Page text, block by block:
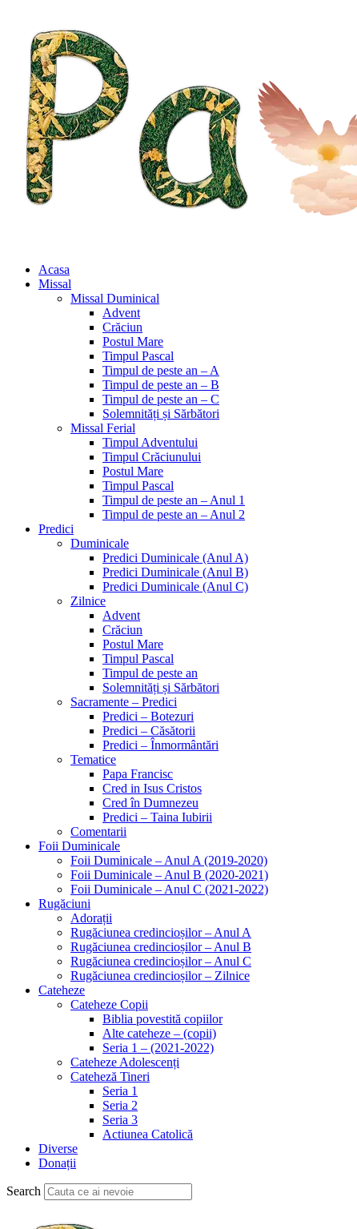
Acasa
Missal
Missal Duminical
Advent
Crăciun
Postul Mare
Timpul Pascal
Timpul de peste an – A
Timpul de peste an – B
Timpul de peste an – C
Solemnități și Sărbători
Missal Ferial
Timpul Adventului
Timpul Crăciunului
Postul Mare
Timpul Pascal
Timpul de peste an – Anul 1
Timpul de peste an – Anul 2
Predici
Duminicale
Predici Duminicale (Anul A)
Predici Duminicale (Anul B)
Predici Duminicale (Anul C)
Zilnice
Advent
Crăciun
Postul Mare
Timpul Pascal
Timpul de peste an
Solemnități și Sărbători
Sacramente – Predici
Predici – Botezuri
Predici – Căsătorii
Predici – Înmormântări
Tematice
Papa Francisc
Cred in Isus Cristos
Cred în Dumnezeu
Predici – Taina Iubirii
Comentarii
Foii Duminicale
Foii Duminicale – Anul A (2019-2020)
Foii Duminicale – Anul B (2020-2021)
Foii Duminicale – Anul C (2021-2022)
Rugăciuni
Adorații
Rugăciunea credincioșilor – Anul A
Rugăciunea credincioșilor – Anul B
Rugăciunea credincioșilor – Anul C
Rugăciunea credincioșilor – Zilnice
Cateheze
Cateheze Copii
Biblia povestită copiilor
Alte cateheze – (copii)
Seria 1 – (2021-2022)
Cateheze Adolescenți
Cateheză Tineri
Seria 1
Seria 2
Seria 3
Actiunea Catolică
Diverse
Donații
Search